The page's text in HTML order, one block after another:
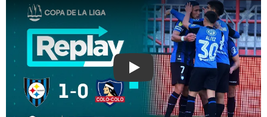
Play